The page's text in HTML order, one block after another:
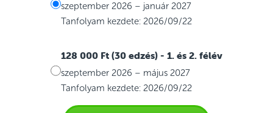
szeptember 2026 – január 2027
Tanfolyam kezdete: 2026/09/22
128 000 Ft (30 edzés) - 1. és 2. félév
szeptember 2026 – május 2027
Tanfolyam kezdete: 2026/09/22